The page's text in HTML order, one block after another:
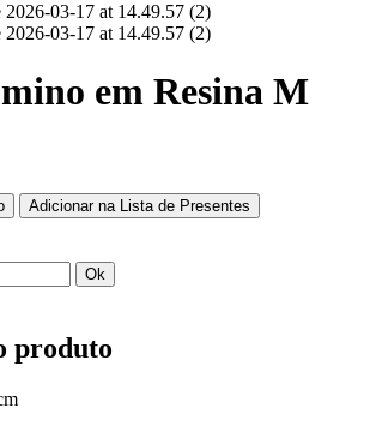
em Resina M
Adicionar na Lista de Presentes
Ok
produto